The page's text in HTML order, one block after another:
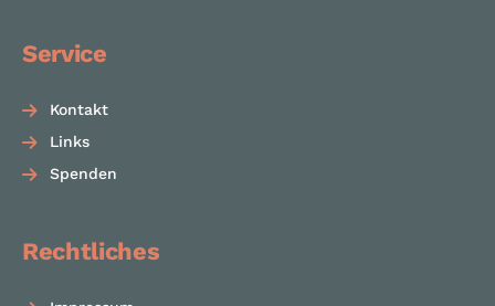
Service
Kontakt
Links
Spenden
Rechtliches